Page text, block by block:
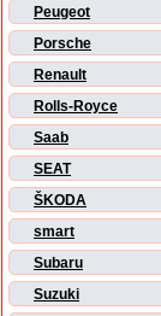
Peugeot
Porsche
Renault
Rolls-Royce
Saab
SEAT
ŠKODA
smart
Subaru
Suzuki